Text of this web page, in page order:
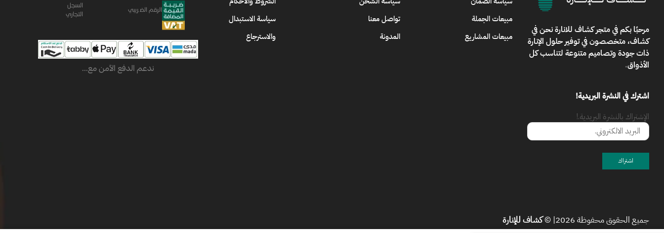
مرحبًا بكم فيمتجر كشاف للانارةنحن في
كشاف، متخصصون في توفير حلول الإنارة
ذات جودة وتصاميم متنوعة لتناسب كل
الأذواق.
اشترك في النشرة البريدية!
الإشتراك بالنشرة البريدية.!
مبيعات الجملة
مبيعات المشاريع
تواصل معنا
المدونة
سياسة الاستبدال
والاسترجاع
الرقم الضريبي
السجل
التجاري
ندعم الدفع الآمن مع...
جميع الحقوق محفوظة 2026| © كشاف للإنارة